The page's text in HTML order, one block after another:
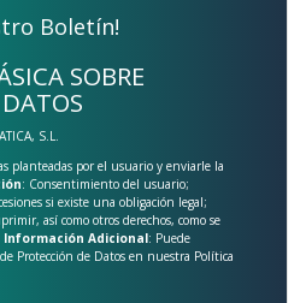
Boletín!
SOBRE
S.L.
planteadas por el usuario y enviarle la
: Consentimiento del usuario;
si existe una obligación legal;
así como otros derechos, como se
Información Adicional: Puede
Protección de Datos en nuestra Política